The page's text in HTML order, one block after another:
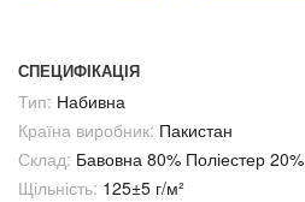
СПЕЦИФІКАЦІЯ
Тип: Набивна
Країна виробник: Пакистан
Склад: Бавовна 80% Поліестер 20%
Щільність: 125±5 г/м²